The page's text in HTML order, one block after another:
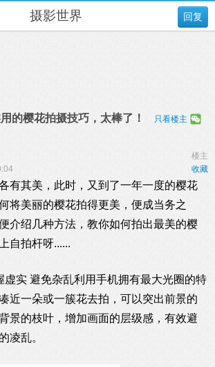
回复
摄影世界
的樱花拍摄技巧，太棒了！ 只看楼主
楼主
收藏
有其美，此时，又到了一年一度的樱花
将美丽的樱花拍得更美，便成当务之
介绍几种方法，教你如何拍出最美的樱
自拍杆呀......
避免杂乱利用手机拥有最大光圈的特
近一朵或一簇花去拍，可以突出前景的
景的枝叶，增加画面的层级感，有效避
凌乱。